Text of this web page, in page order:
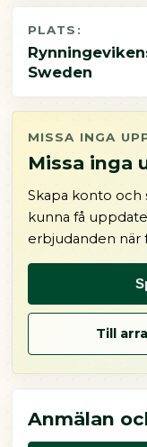
PLATS:
Sweden
MISSA INGA
Missa inga
Skapa konto och
kunna få
erbjudanden när
Till
Anmälan